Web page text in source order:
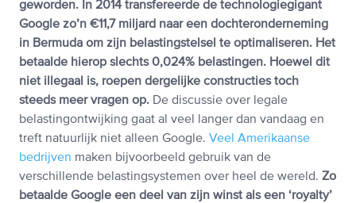
geworden. In 2014 transfereerde de technologiegigant
Google zo’n €11,7 miljard naar een dochteronderneming
in Bermuda om zijn belastingstelsel te optimaliseren. Het
betaalde hierop slechts 0,024% belastingen. Hoewel dit
niet illegaal is, roepen dergelijke constructies toch
steeds meer vragen op. De discussie over legale
belastingontwijking gaat al veel langer dan vandaag en
treft natuurlijk niet alleen Google. Veel Amerikaanse
bedrijven maken bijvoorbeeld gebruik van de
verschillende belastingsystemen over heel de wereld. Zo
betaalde Google een deel van zijn winst als een ‘royalty’